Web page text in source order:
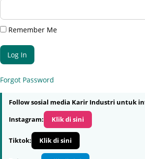
Remember Me
Forgot Password
Follow sosial media Karir Industri untuk
Instagram:
Klik di sini
Tiktok: Klik di sini